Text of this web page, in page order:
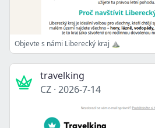
Objevte s námi Liberecký kraj ⛰️
travelking
CZ · 2026-7-14